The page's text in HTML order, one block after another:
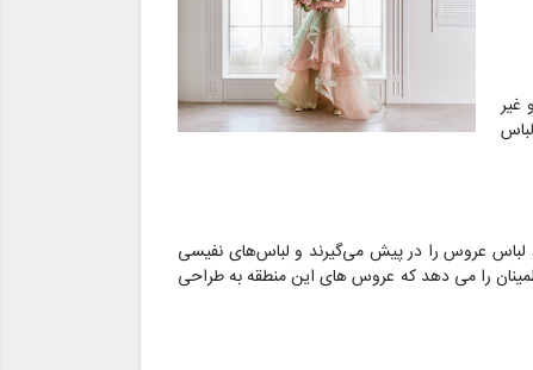
غیر
لباس عروس را در پیش می‌گیرند و لباس‌های نفیسی
را می دهد که عروس های این منطقه به طراحی